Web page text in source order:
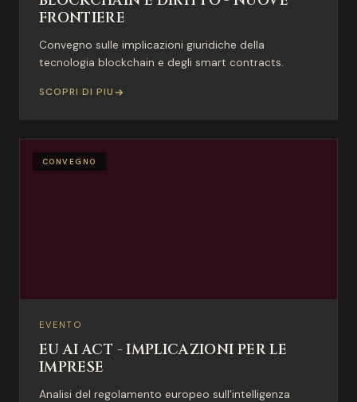
FRONTIERE
Convegno sulle implicazioni giuridiche della
tecnologia blockchain e degli smart contracts.
SCOPRI DI PIU
CONVEGNO
EVENTO
EU AI ACT - IMPLICAZIONI PER LE
IMPRESE
Analisi del regolamento europeo sull'intelligenza